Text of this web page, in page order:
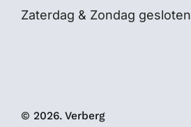
Zaterdag & Zondag gesloten
© 2026. Verberg